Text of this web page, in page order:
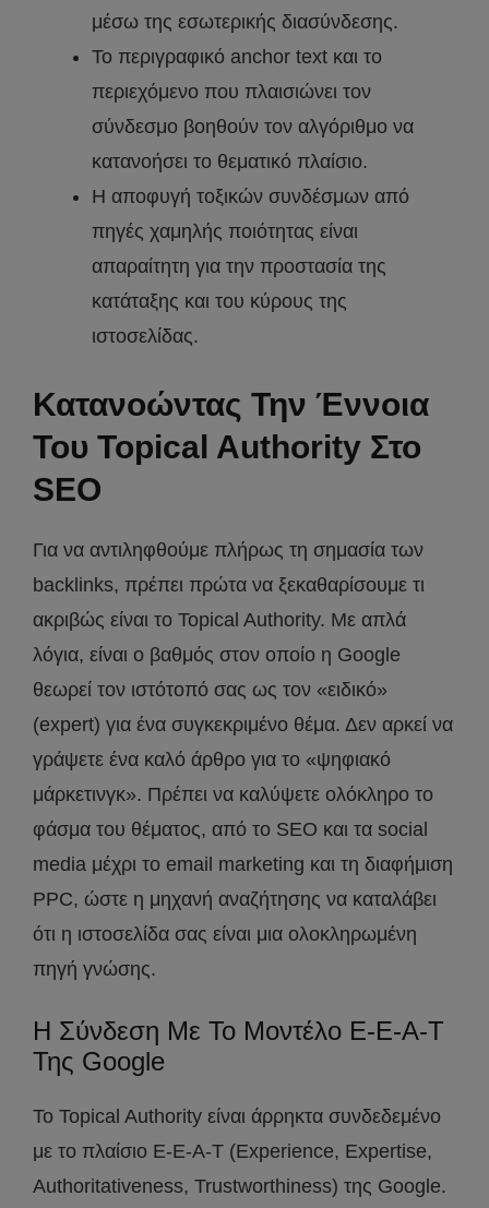
μέσω της εσωτερικής διασύνδεσης.
Το περιγραφικό anchor text και το
περιεχόμενο που πλαισιώνει τον
σύνδεσμο βοηθούν τον αλγόριθμο να
κατανοήσει το θεματικό πλαίσιο.
Η αποφυγή τοξικών συνδέσμων από
πηγές χαμηλής ποιότητας είναι
απαραίτητη για την προστασία της
κατάταξης και του κύρους της
ιστοσελίδας.
Κατανοώντας Την Έννοια
Του Topical Authority Στο
SEO
Για να αντιληφθούμε πλήρως τη σημασία των
backlinks, πρέπει πρώτα να ξεκαθαρίσουμε τι
ακριβώς είναι το Topical Authority. Με απλά
λόγια, είναι ο βαθμός στον οποίο η Google
θεωρεί τον ιστότοπό σας ως τον «ειδικό»
(expert) για ένα συγκεκριμένο θέμα. Δεν αρκεί να
γράψετε ένα καλό άρθρο για το «ψηφιακό
μάρκετινγκ». Πρέπει να καλύψετε ολόκληρο το
φάσμα του θέματος, από το SEO και τα social
media μέχρι το email marketing και τη διαφήμιση
PPC, ώστε η μηχανή αναζήτησης να καταλάβει
ότι η ιστοσελίδα σας είναι μια ολοκληρωμένη
πηγή γνώσης.
Η Σύνδεση Με Το Μοντέλο E-E-A-T
Της Google
Το Topical Authority είναι άρρηκτα συνδεδεμένο
με το πλαίσιο E-E-A-T (Experience, Expertise,
Authoritativeness, Trustworthiness) της Google.